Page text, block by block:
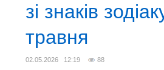
зі знаків
травня
02.05.2026 12:19 88